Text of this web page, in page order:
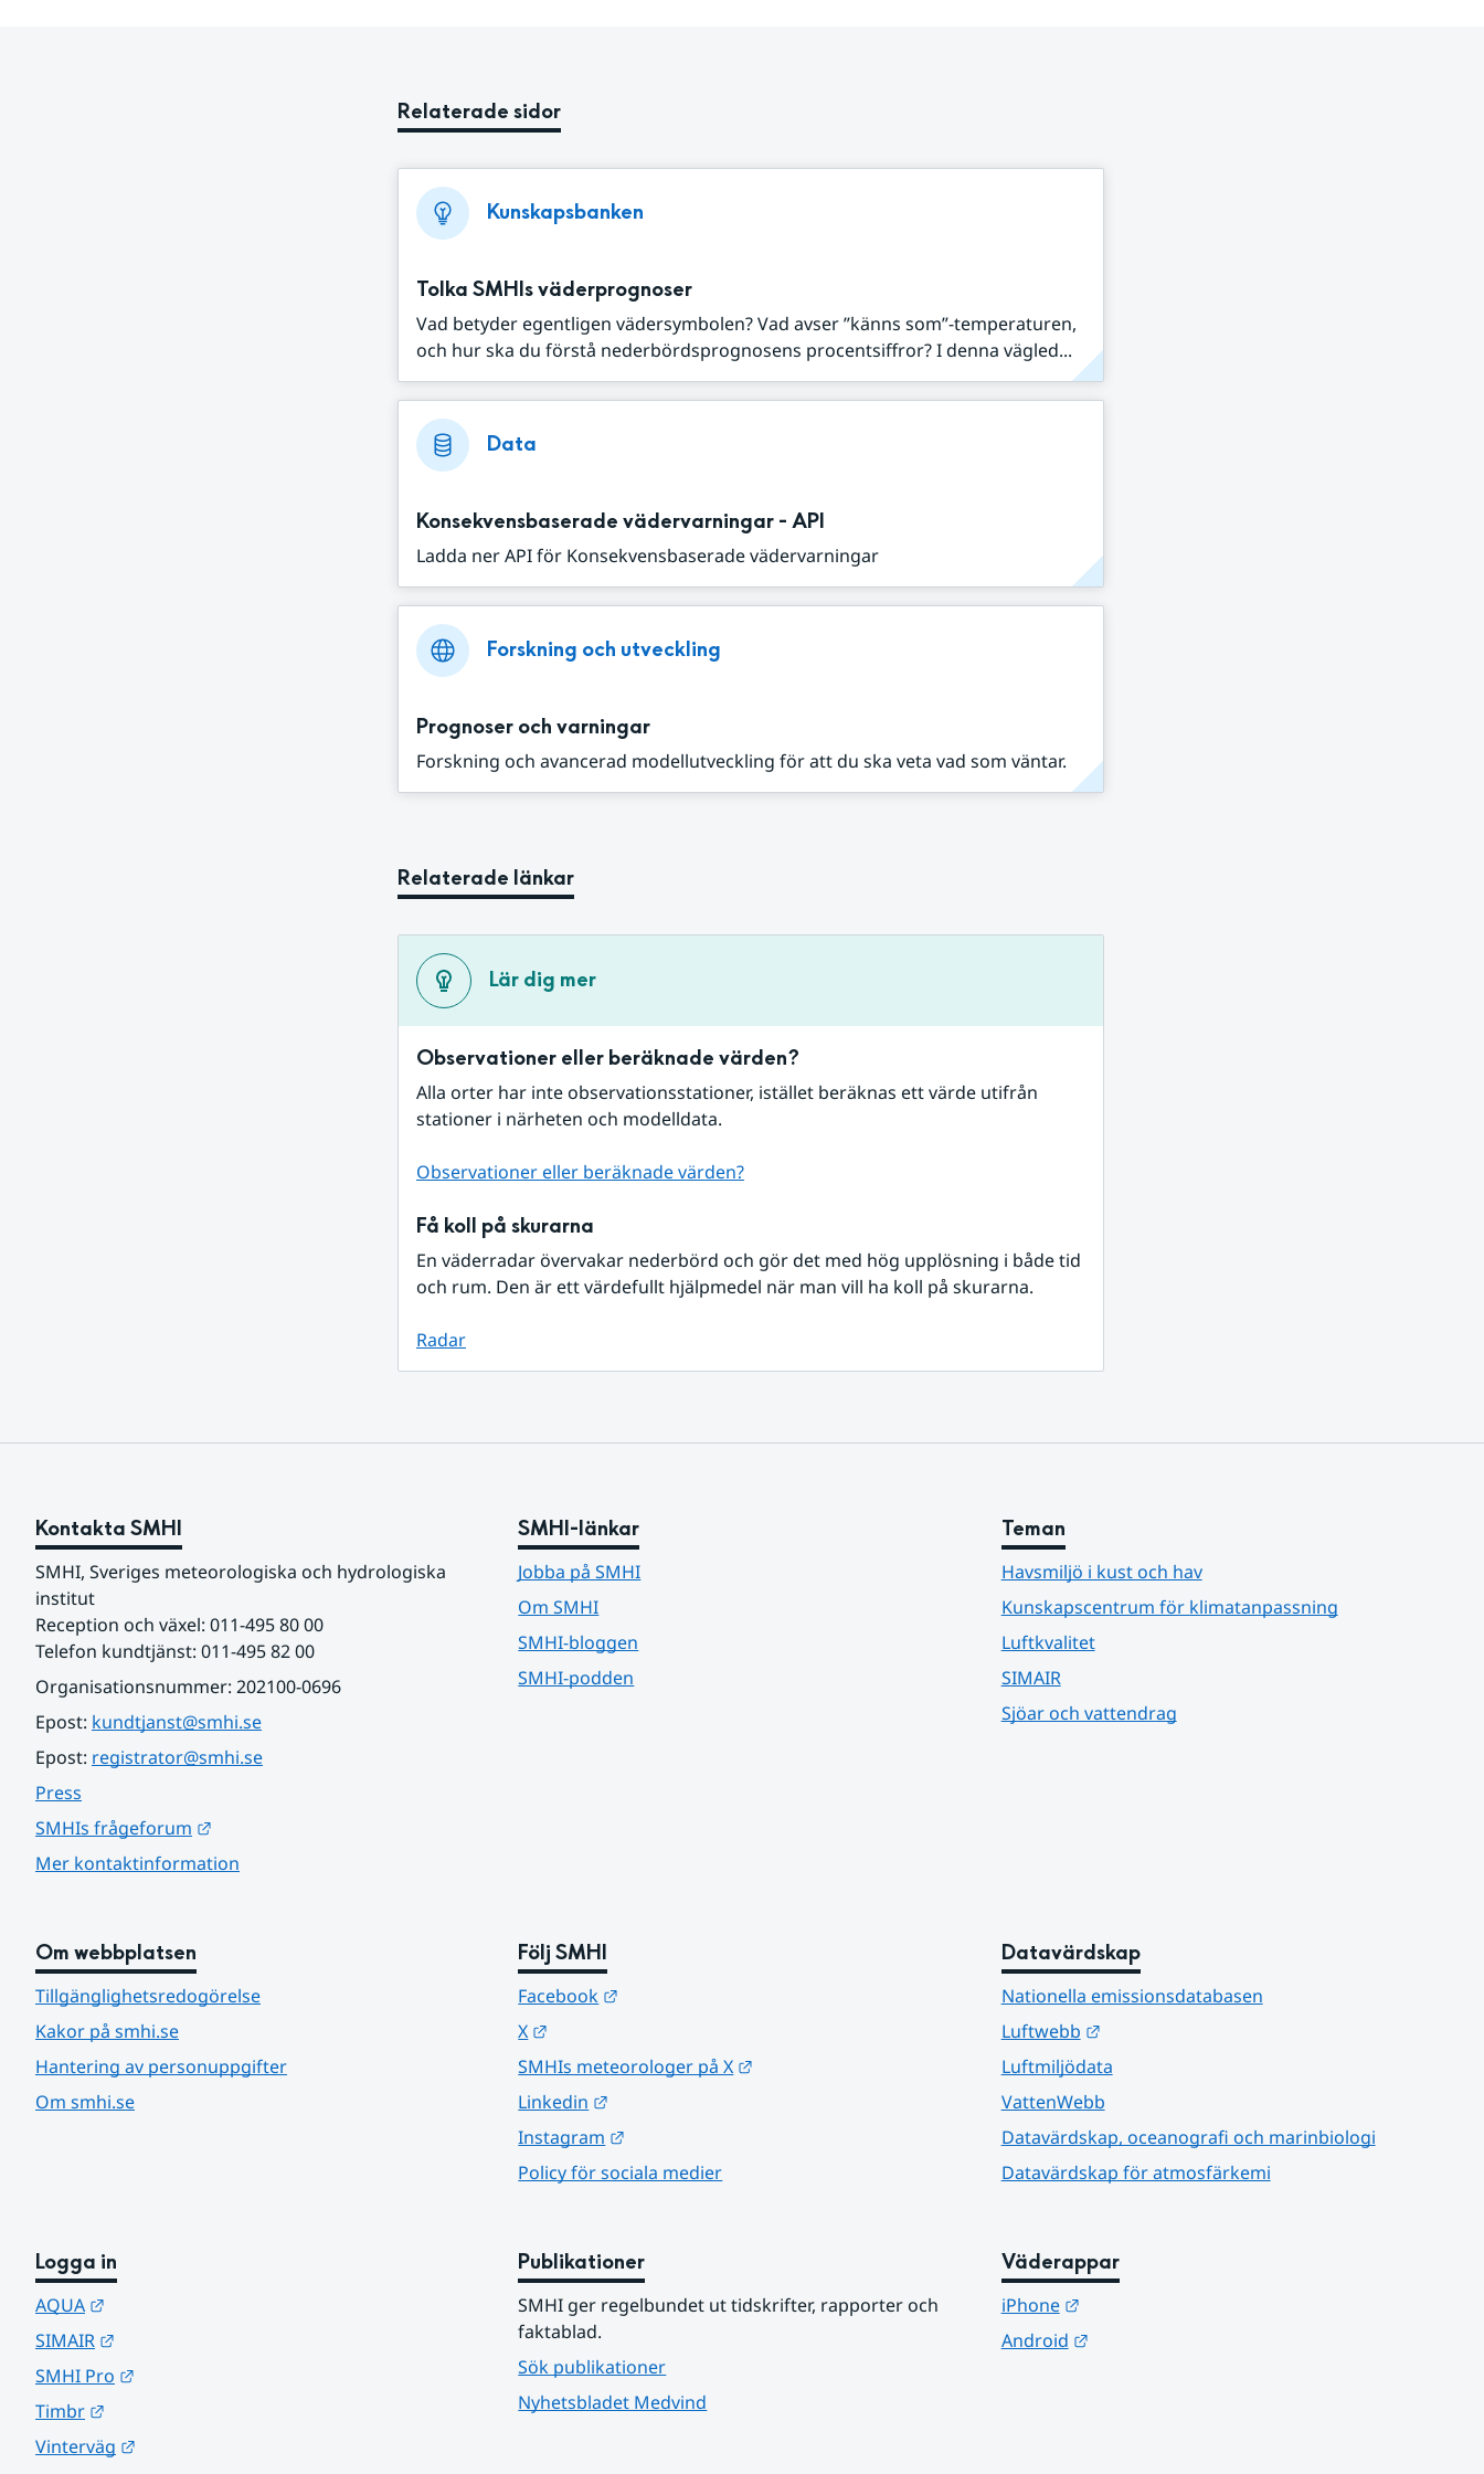
Relaterade sidor
Kunskapsbanken
Tolka SMHIs väderprognoser
Vad betyder egentligen vädersymbolen? Vad avser ”känns som”-temperaturen,
och hur ska du förstå nederbördsprognosens procentsiffror? I denna vägled...
Data
Konsekvensbaserade vädervarningar - API
Ladda ner API för Konsekvensbaserade vädervarningar
Forskning och utveckling
Prognoser och varningar
Forskning och avancerad modellutveckling för att du ska veta vad som väntar.
Relaterade länkar
Lär dig mer
Observationer eller beräknade värden?
Alla orter har inte observationsstationer, istället beräknas ett värde utifrån
stationer i närheten och modelldata.
Observationer eller beräknade värden?
Få koll på skurarna
En väderradar övervakar nederbörd och gör det med hög upplösning i både tid
och rum. Den är ett värdefullt hjälpmedel när man vill ha koll på skurarna.
Radar
Kontakta SMHI
SMHI, Sveriges meteorologiska och hydrologiska
institut
Reception och växel: 011-495 80 00
Telefon kundtjänst: 011-495 82 00
Organisationsnummer: 202100-0696
Epost: kundtjanst@smhi.se
Epost: registrator@smhi.se
Press
SMHIs frågeforum
Mer kontaktinformation
SMHI-länkar
Jobba på SMHI
Om SMHI
SMHI-bloggen
SMHI-podden
Teman
Havsmiljö i kust och hav
Kunskapscentrum för klimatanpassning
Luftkvalitet
SIMAIR
Sjöar och vattendrag
Om webbplatsen
Tillgänglighetsredogörelse
Kakor på smhi.se
Hantering av personuppgifter
Om smhi.se
Följ SMHI
Facebook
X
SMHIs meteorologer på X
Linkedin
Instagram
Policy för sociala medier
Datavärdskap
Nationella emissionsdatabasen
Luftwebb
Länk till annan webbplats.
Luftmiljödata
VattenWebb
Datavärdskap, oceanografi och marinbiologi
Datavärdskap för atmosfärkemi
Logga in
AQUA
SIMAIR
SMHI Pro
Timbr
Vinterväg
Publikationer
SMHI ger regelbundet ut tidskrifter, rapporter och
faktablad.
Sök publikationer
Nyhetsbladet Medvind
Väderappar
iPhone
Länk till annan webbplats.
Android
Länk till annan webbplats.